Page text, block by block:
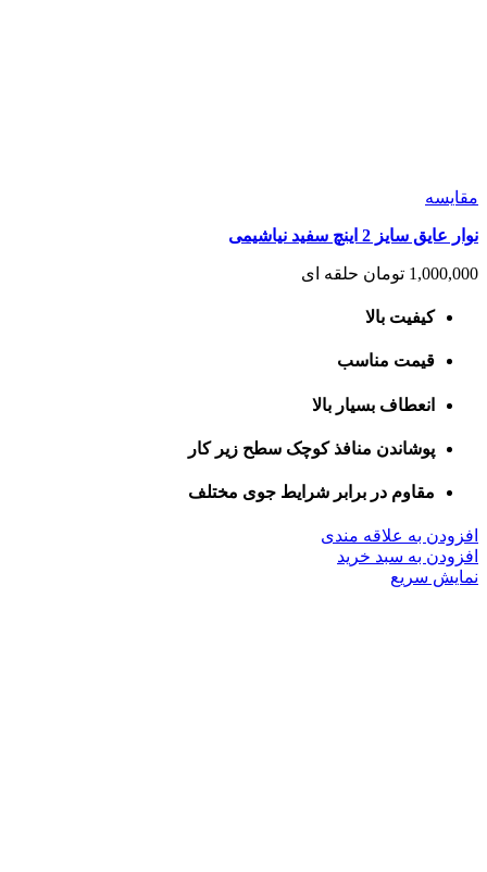
مقايسه
نوار عایق سایز 2 اینچ سفید نیاشیمی
1,000,000 تومان حلقه ای
کیفیت بالا
قیمت مناسب
انعطاف بسیار بالا
پوشاندن منافذ کوچک سطح زیر کار
مقاوم در برابر شرایط جوی مختلف
افزودن به علاقه مندی
افزودن به سبد خرید
نمایش سریع